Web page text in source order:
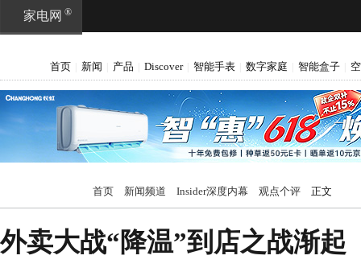
家电网 ®
首页 新闻 产品 Discover 智能手表 数字家庭 智能盒子
首页 新闻频道 Insider深度内幕 观点个评 正文
外卖大战“降温”到店之战渐起